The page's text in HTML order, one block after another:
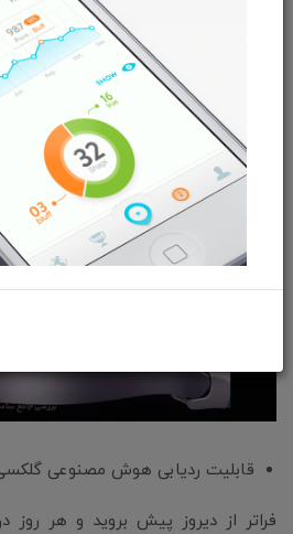
توسط یک پزشک واجد شرایط استفاده
توسط این دستگاه نیز برای کمک به
خواب در نظر گرفته نشده است.
قابلیت ردیابی هوش مصنوعی
فراتر از دیروز پیش بروید و هر روز